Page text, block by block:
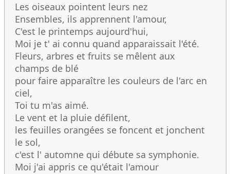
Les oiseaux pointent leurs nez
Ensembles, ils apprennent l'amour,
C'est le printemps aujourd'hui,
Moi je t' ai connu quand apparaissait l'été.
Fleurs, arbres et fruits se mêlent aux
champs de blé
pour faire apparaître les couleurs de l'arc en
ciel,
Toi tu m'as aimé.
Le vent et la pluie défilent,
les feuilles orangées se foncent et jonchent
le sol,
c'est l' automne qui débute sa symphonie.
Moi j'ai appris ce qu'était l'amour